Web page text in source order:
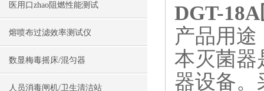
医用口zhao阻燃性能测试
熔喷布过滤效率测试仪
数显梅毒摇床/混匀器
人员消毒闸机/卫生清洁站
DGT-
产品用途
本灭菌器
器设备。